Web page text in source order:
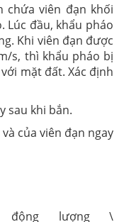
chứa viên đạn khối
Lúc đầu, khẩu pháo
Khi viên đạn được
s, thì khẩu pháo bị
mặt đất. Xác định
sau khi bắn.
của viên đạn ngay
lượng \